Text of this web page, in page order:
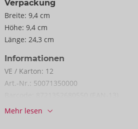
Verpackung
Breite: 9,4 cm
Höhe: 9,4 cm
Länge: 24,3 cm
Informationen
VE / Karton: 12
Art.-Nr.: 50071350000
Zolltarifnummer:
Mehr lesen